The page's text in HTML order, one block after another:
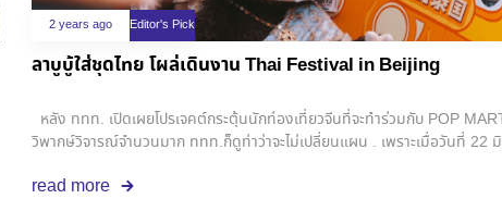
2 years ago Editor's Pick
ลาบูบู้ใส่ชุดไทย โผล่เดินงาน Thai Festival in Beijing
หลัง ททท. เปิดเผยโปรเจคต์กระตุ้นนักท่องเที่ยวจีนที่จะทำร่วมกับ POP
วิพากษ์วิจารณ์จำนวนมาก ททท.ก็ดูท่าว่าจะไม่เปลี่ยนแผน . เพราะเมื่อวันที่ 22
เอกอัครราชทูตไทย ณ กรุงปักกิ่ง สร้างความประทับใจให้แก่ผู้ร่วมงานได้สัมผัสป
read more